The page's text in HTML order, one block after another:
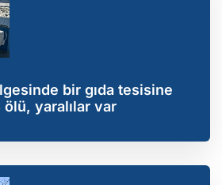
bir gıda tesisine
ölü, yaralılar var